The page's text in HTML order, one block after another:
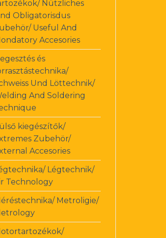
Nützliches
Obligatorisdus
Useful And
Accesories
és
Und Löttechnik/
And Soldering
kiegészítők/
Zubehör/
Accesories
Légtechnik/
Technology
Metroligie/